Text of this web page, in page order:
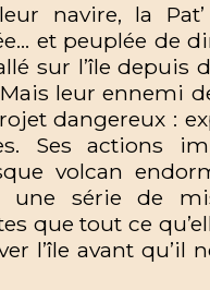
navire, la
et peuplée de
sur l’île depuis
leur ennemi
dangereux :
Ses actions
volcan
une série de
que tout ce
l’île avant qu’il